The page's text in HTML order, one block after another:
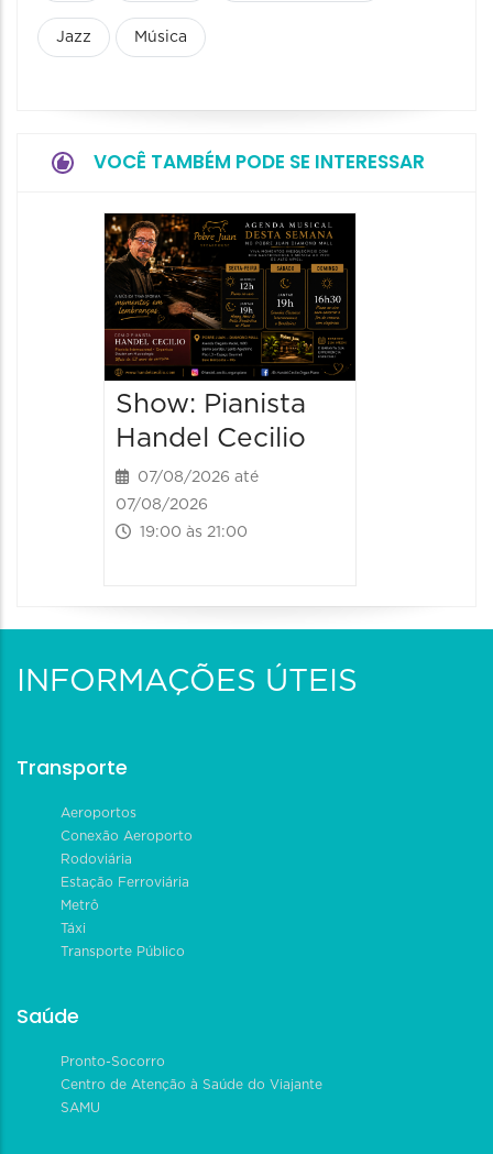
Jazz Música
VOCÊ TAMBÉM PODE SE INTERESSAR
Show: Pianista
Handel Cecilio
07/08/2026 até
07/08/2026
19:00 às 21:00
INFORMAÇÕES ÚTEIS
Transporte
Aeroportos
Conexão Aeroporto
Rodoviária
Estação Ferroviária
Metrô
Táxi
Transporte Público
Saúde
Pronto-Socorro
Centro de Atenção à Saúde do Viajante
SAMU